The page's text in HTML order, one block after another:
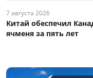
7 августа 2026
Китай обеспечил
ячменя за пять лет